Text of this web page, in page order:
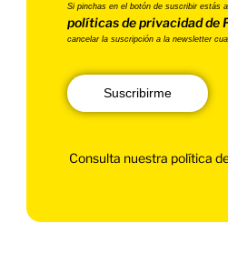
Si pinchas en el botón de suscribir estás
políticas de privacidad de
cancelar la suscripción a la newsletter
Suscribirme
Consulta nuestra política